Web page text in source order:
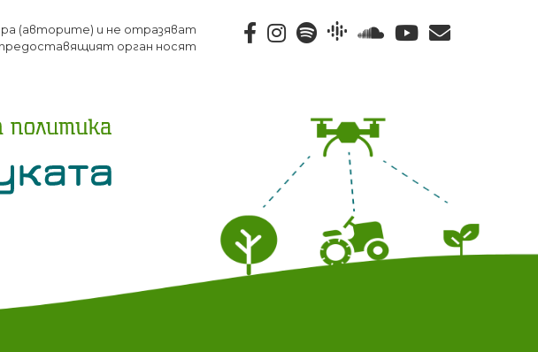
(авторите) и не отразяват
орган носят